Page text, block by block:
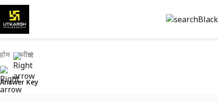
होम परीक्षाएं
Answer Key